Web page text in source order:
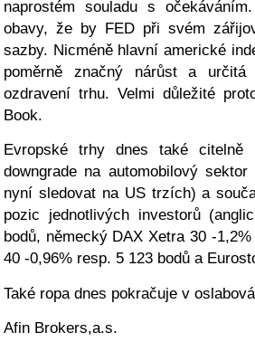
naprostém souladu s
obavy, že by FED při svém
sazby. Nicméně hlavní americké
poměrně značný nárůst a
ozdravení trhu. Velmi důležité
Book.
Evropské trhy dnes také citelně
downgrade na automobilový
nyní sledovat na US trzích) a
pozic jednotlivých investorů
bodů, německý DAX Xetra 30 -
40 -0,96% resp. 5 123 bodů a
Také ropa dnes pokračuje v
Afin Brokers,a.s.